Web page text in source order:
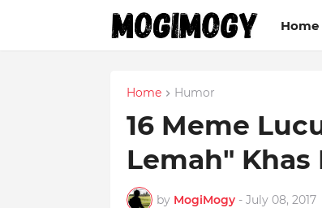
Home
Home Humor
16 Meme
Lemah"
by MogiMogy - July 08, 2017